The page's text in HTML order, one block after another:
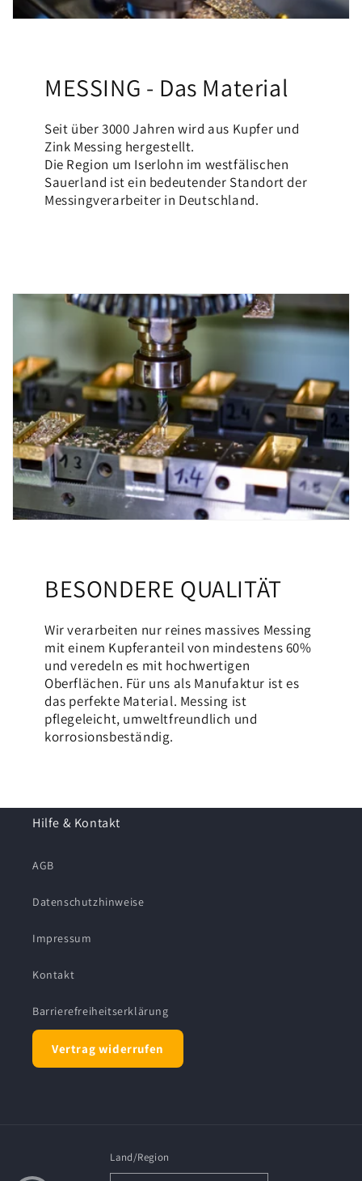
MESSING - Das Material
Seit über 3000 Jahren wird aus Kupfer und
Zink Messing hergestellt.
Die Region um Iserlohn im westfälischen
Sauerland ist ein bedeutender Standort der
Messingverarbeiter in Deutschland.
BESONDERE QUALITÄT
Wir verarbeiten nur reines massives Messing
mit einem Kupferanteil von mindestens 60%
und veredeln es mit hochwertigen
Oberflächen. Für uns als Manufaktur ist es
das perfekte Material. Messing ist
pflegeleicht, umweltfreundlich und
korrosionsbeständig.
Hilfe & Kontakt
AGB
Datenschutzhinweise
Impressum
Kontakt
Barrierefreiheitserklärung
Vertrag widerrufen
Land/Region